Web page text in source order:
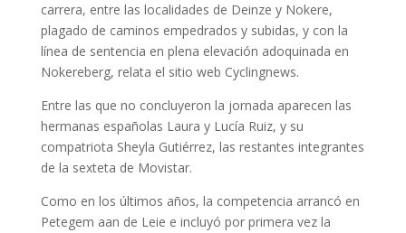
carrera, entre las localidades de Deinze y Nokere,
plagado de caminos empedrados y subidas, y con la
línea de sentencia en plena elevación adoquinada en
Nokereberg, relata el sitio web Cyclingnews.
Entre las que no concluyeron la jornada aparecen las
hermanas españolas Laura y Lucía Ruiz, y su
compatriota Sheyla Gutiérrez, las restantes integrantes
de la sexteta de Movistar.
Como en los últimos años, la competencia arrancó en
Petegem aan de Leie e incluyó por primera vez la